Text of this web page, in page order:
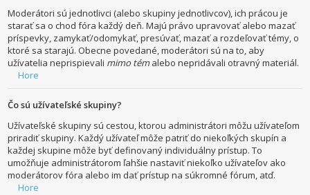
Moderátori sú jednotlivci (alebo skupiny jednotlivcov), ich prácou je
starať sa o chod fóra každý deň. Majú právo upravovať alebo mazať
príspevky, zamykať/odomykať, presúvať, mazať a rozdeľovať témy, o
ktoré sa starajú. Obecne povedané, moderátori sú na to, aby
užívatelia neprispievali mimo témalebo nepridávali otravný materiál.
Hore
Čo sú užívateľské skupiny?
Užívateľské skupiny sú cestou, ktorou administrátori môžu užívateľom
priradiť skupiny. Každý užívateľ môže patriť do niekoľkých skupín a
každej skupine môže byť definovaný individuálny prístup. To
umožňuje administrátorom ľahšie nastaviť niekoľko užívateľov ako
moderátorov fóra alebo im dať prístup na súkromné fórum, atď.
Hore